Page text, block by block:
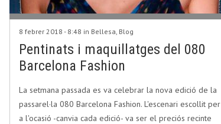
8 febrer 2018 - 8:48 in Bellesa Blog
Pentinats i maquillatges del 080
Barcelona Fashion
La setmana passada es va celebrar la nova edició de la
passarel·la 080 Barcelona Fashion. L'escenari escollit per
a l'ocasió -canvia cada edició- va ser el preciós recinte